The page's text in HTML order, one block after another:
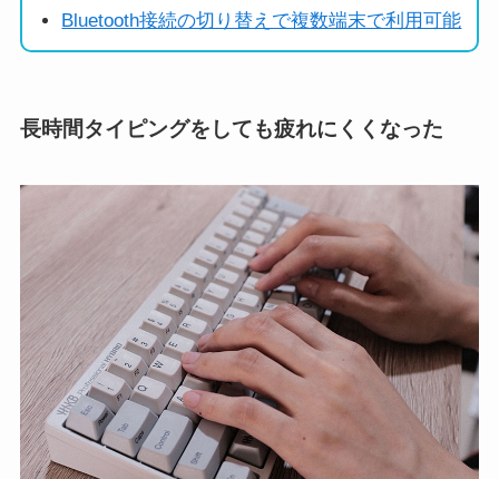
Bluetooth接続の切り替えで複数端末で利用可能
長時間タイピングをしても疲れにくくなった